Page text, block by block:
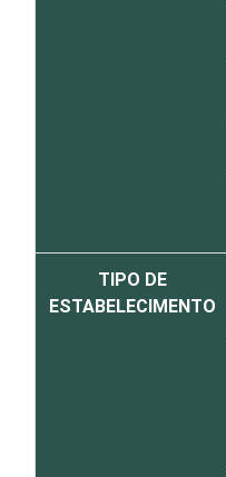
TIPO DE
ESTABELECIMENTO